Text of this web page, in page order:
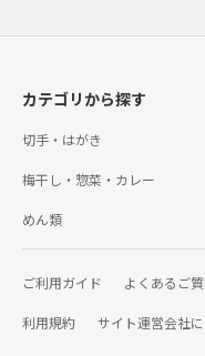
カテゴリから探す
切手・はがき
梅干し・惣菜・カレー
めん類
ご利用ガイド よくあるご
利用規約 サイト運営会社